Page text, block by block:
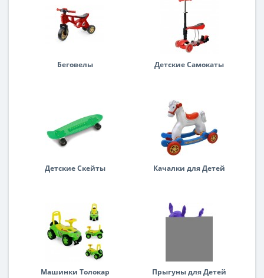
Беговелы Детские Самокаты
Детские Скейты Качалки для Детей
Машинки Толокар Прыгуны для Детей